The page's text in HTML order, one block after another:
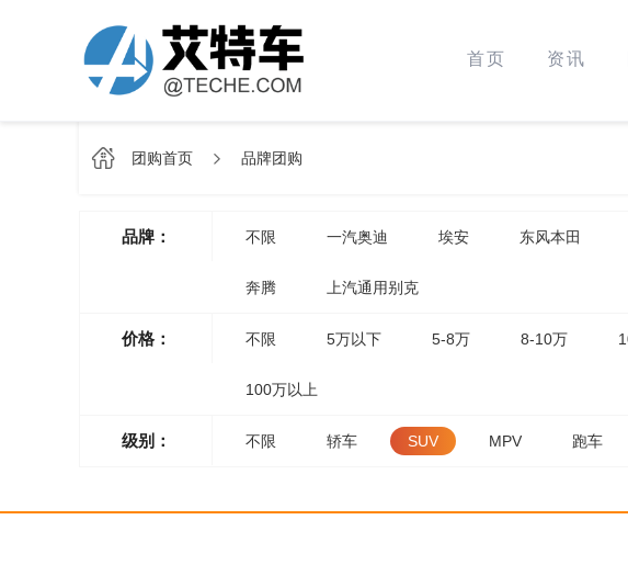
首页 资讯
团购首页 品牌团购
品牌： 不限 一汽奥迪 埃安 东风本田
奔腾 上汽通用别克
价格： 不限 5万以下 5-8万 8-10万
100万以上
级别： 不限 轿车 SUV MPV 跑车